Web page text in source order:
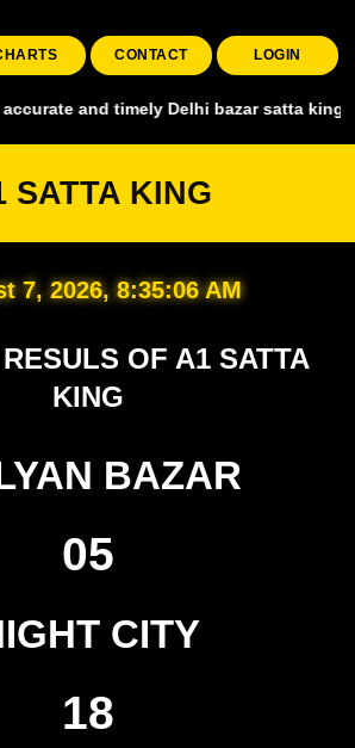
CONTACT LOGIN
timely Delhi bazar satta king, covering
SATTA KING
7, 2026, 8:35:07 AM
OF A1 SATTA
KING
BAZAR
05
CITY
18